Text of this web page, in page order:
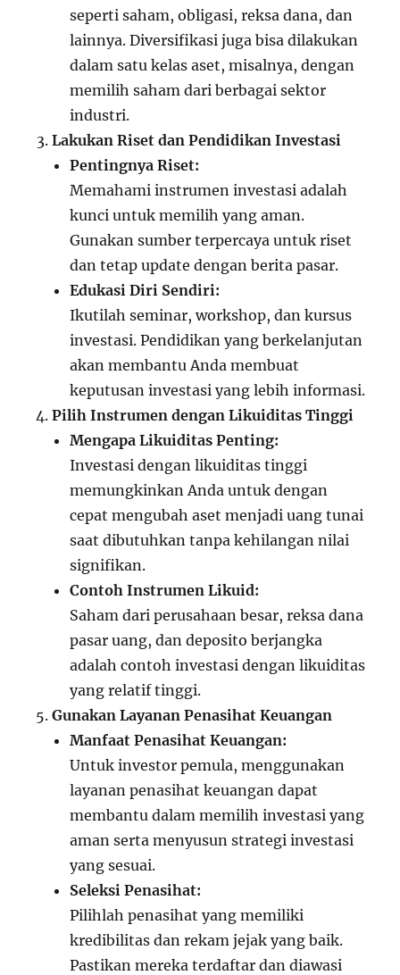
seperti saham, obligasi, reksa dana, dan
lainnya. Diversifikasi juga bisa dilakukan
dalam satu kelas aset, misalnya, dengan
memilih saham dari berbagai sektor
industri.
Lakukan Riset dan Pendidikan Investasi
Pentingnya Riset:
Memahami instrumen investasi adalah
kunci untuk memilih yang aman.
Gunakan sumber terpercaya untuk riset
dan tetap update dengan berita pasar.
Edukasi Diri Sendiri:
Ikutilah seminar, workshop, dan kursus
investasi. Pendidikan yang berkelanjutan
akan membantu Anda membuat
keputusan investasi yang lebih informasi.
Pilih Instrumen dengan Likuiditas Tinggi
Mengapa Likuiditas Penting:
Investasi dengan likuiditas tinggi
memungkinkan Anda untuk dengan
cepat mengubah aset menjadi uang tunai
saat dibutuhkan tanpa kehilangan nilai
signifikan.
Contoh Instrumen Likuid:
Saham dari perusahaan besar, reksa dana
pasar uang, dan deposito berjangka
adalah contoh investasi dengan likuiditas
yang relatif tinggi.
Gunakan Layanan Penasihat Keuangan
Manfaat Penasihat Keuangan:
Untuk investor pemula, menggunakan
layanan penasihat keuangan dapat
membantu dalam memilih investasi yang
aman serta menyusun strategi investasi
yang sesuai.
Seleksi Penasihat:
Pilihlah penasihat yang memiliki
kredibilitas dan rekam jejak yang baik.
Pastikan mereka terdaftar dan diawasi